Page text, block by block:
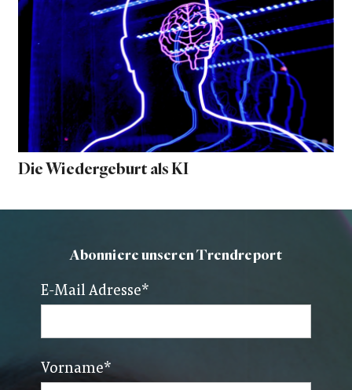
Die Wiedergeburt als KI
Abonniere unseren Trendreport
E-Mail Adresse*
Vorname*